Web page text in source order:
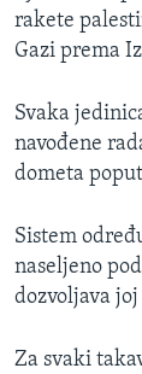
rakete
Gazi prema
Svaka
navođene
dometa
Sistem
naseljeno
dozvoljava
Za svaki